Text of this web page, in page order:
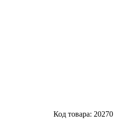
Код товара: 20270